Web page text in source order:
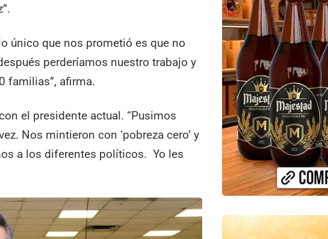
único que nos prometió es que no
perderíamos nuestro trabajo y
familias”, afirma.
el presidente actual. “Pusimos
Nos mintieron con ‘pobreza cero’ y
a los diferentes políticos. Yo les